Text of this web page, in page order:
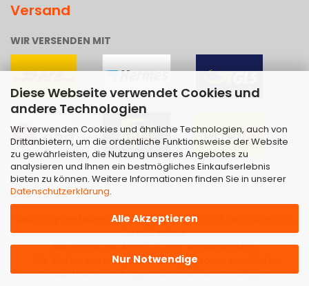
Diese Webseite verwendet Cookies und
andere Technologien
Wir verwenden Cookies und ähnliche Technologien, auch von
Drittanbietern, um die ordentliche Funktionsweise der Website
zu gewährleisten, die Nutzung unseres Angebotes zu
analysieren und Ihnen ein bestmögliches Einkaufserlebnis
bieten zu können. Weitere Informationen finden Sie in unserer
Datenschutzerklärung.
Alle Akzeptieren
Nur Notwendige
Versand
WIR VERSENDEN MIT
mit Gambio.de © 2026 | Template von
JungCreative.
Alle Preise inkl. MwSt. & zzgl. Versandkosten
Alle Markennamen, Warenzeichen sowie sämtliche
Produktbilder sind Eigentum Ihrer rechtmäßigen